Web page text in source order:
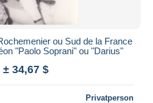
ou Sud de la France
"Paolo Soprani" ou "Darius"
± 34,67 $
Privatperson